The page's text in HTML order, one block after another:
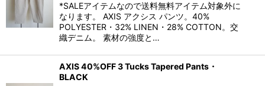
*SALEアイテムなので送料無料アイテム対象外に
なります。 AXIS アクシス パンツ。40%
POLYESTER・32% LINEN・28% COTTON。交
織デニム。 素材の強度と…
AXIS 40%OFF 3 Tucks Tapered Pants・
BLACK